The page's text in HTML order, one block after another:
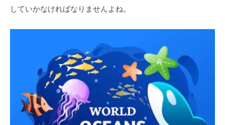
していかなければなりませんよね。